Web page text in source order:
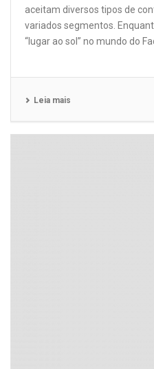
aceitam diversos tipos de
variados segmentos.
“lugar ao sol” no mundo do
Leia mais